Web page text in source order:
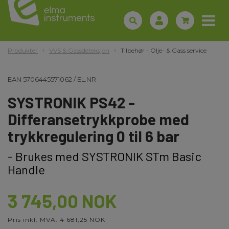
Produkter VVS & Gassdeteksjon Tilbehør - Olje- & Gass service
EAN 5706445571062 /EL.NR
SYSTRONIK PS42 -
Differansetrykkprobe med
trykkregulering 0 til 6 bar
- Brukes med SYSTRONIK STm Basic
Handle
3 745,00 NOK
Pris inkl. MVA. 4 681,25 NOK